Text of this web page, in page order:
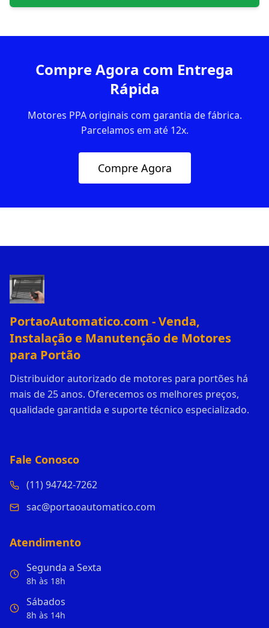
Compre Agora com Entrega
Rápida
Motores PPA originais com garantia de fábrica.
Parcelamos em até 12x.
Compre Agora
PortaoAutomatico.com - Venda,
Instalação e Manutenção de Motores
para Portão
Distribuidor autorizado de motores para portões há
mais de 25 anos. Oferecemos os melhores preços,
qualidade garantida e suporte técnico especializado.
Fale Conosco
(11) 94742-7262
sac@portaoautomatico.com
Atendimento
Segunda a Sexta
8h às 18h
Sábados
8h às 14h